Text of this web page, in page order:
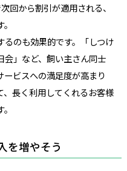
回から割引が適用される、
るのも効果的です。「しつけ
」など、飼い主さん同士
ビスへの満足度が高まり
、長く利用してくれるお客様
を増やそう